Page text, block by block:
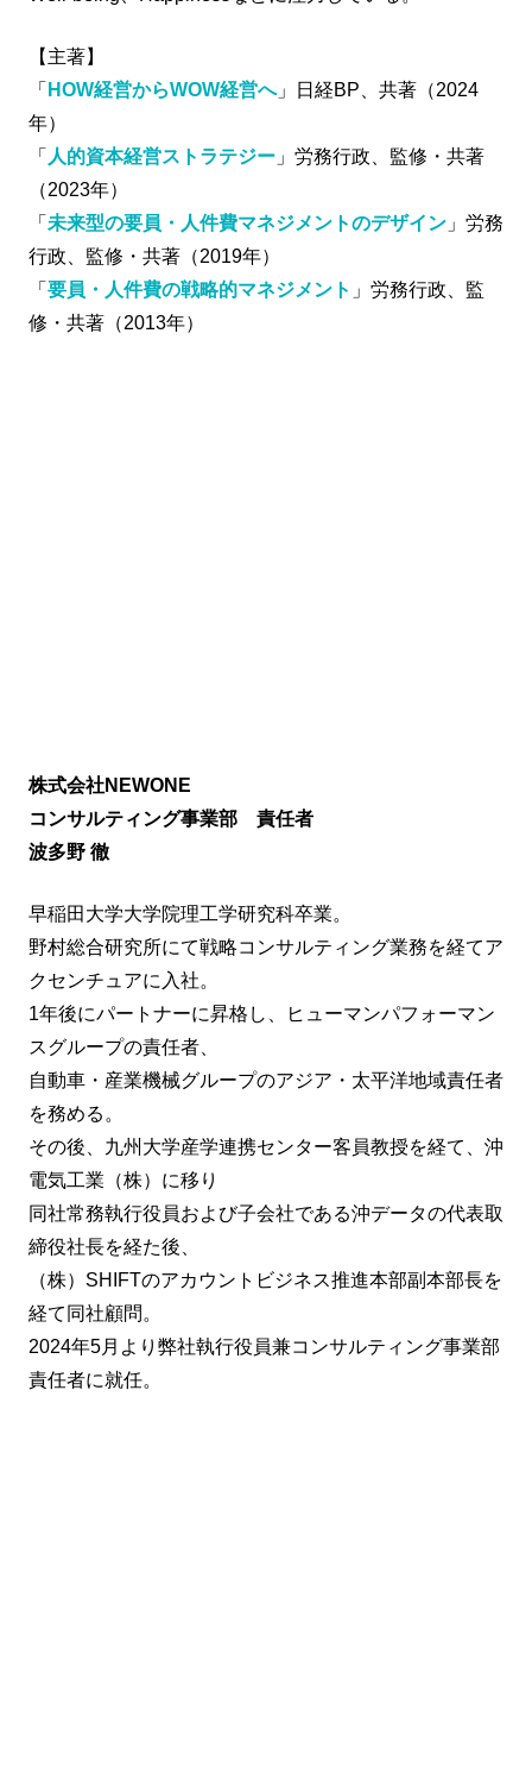
【主著】
「 HOW経営からWOW経営へ」日経BP、共著（2024
年）
「 人的資本経営ストラテジー 」労務行政、監修・共著
（2023年）
「 未来型の要員・人件費マネジメントのデザイン 」労務
行政、監修・共著（2019年）
「 要員・人件費の戦略的マネジメント 」労務行政、監
修・共著（2013年）
株式会社NEWONE
コンサルティング事業部 責任者
波多野 徹
早稲田大学大学院理工学研究科卒業。
野村総合研究所にて戦略コンサルティング業務を経てア
クセンチュアに入社。
1年後にパートナーに昇格し、ヒューマンパフォーマン
スグループの責任者、
自動車・産業機械グループのアジア・太平洋地域責任者
を務める。
その後、九州大学産学連携センター客員教授を経て、沖
電気工業（株）に移り
同社常務執行役員および子会社である沖データの代表取
締役社長を経た後、
（株）SHIFTのアカウントビジネス推進本部副本部長を
経て同社顧問。
2024年5月より弊社執行役員兼コンサルティング事業部
責任者に就任。